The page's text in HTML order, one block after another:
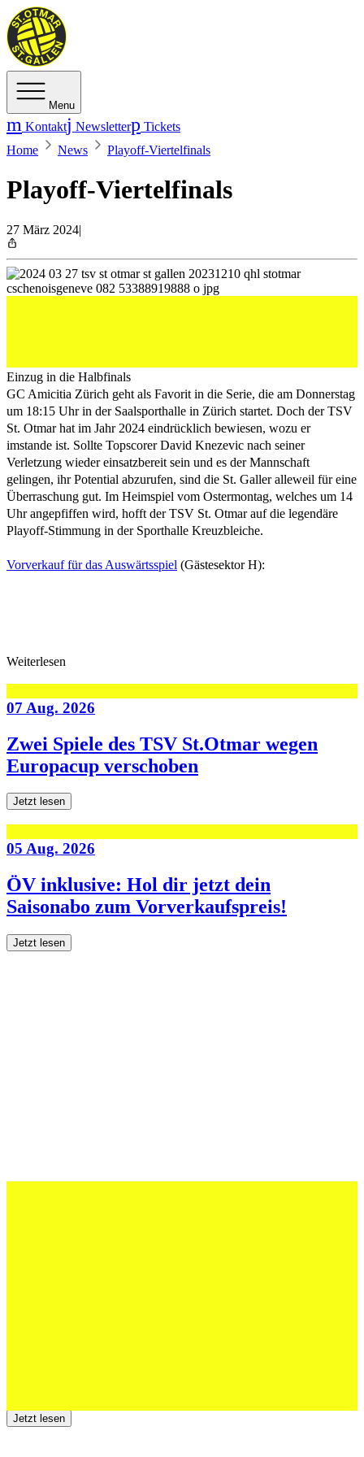
Menu
Kontakt Newsletter
Tickets
Home
News Playoff-Viertelfinals
Playoff-Viertelfinals
27 März 2024|
Einzug in die Halbfinals
GC Amicitia Zürich geht als Favorit in die Serie, die am Donnerstag
um 18:15 Uhr in der Saalsporthalle in Zürich startet. Doch der TSV
St. Otmar hat im Jahr 2024 eindrücklich bewiesen, wozu er
imstande ist. Sollte Topscorer David Knezevic nach seiner
Verletzung wieder einsatzbereit sein und es der Mannschaft
gelingen, ihr Potential abzurufen, sind die St. Galler alleweil für eine
Überraschung gut. Im Heimspiel vom Ostermontag, welches um 14
Uhr angepfiffen wird, hofft der TSV St. Otmar auf die legendäre
Playoff-Stimmung in der Sporthalle Kreuzbleiche.
Vorverkauf für das Auswärtsspiel (Gästesektor H):
Weiterlesen
07 Aug. 2026
Zwei Spiele des TSV St.Otmar wegen
Europacup verschoben
Jetzt lesen
05 Aug. 2026
ÖV inklusive: Hol dir jetzt dein
Saisonabo zum Vorverkaufspreis!
Jetzt lesen
Jetzt lesen